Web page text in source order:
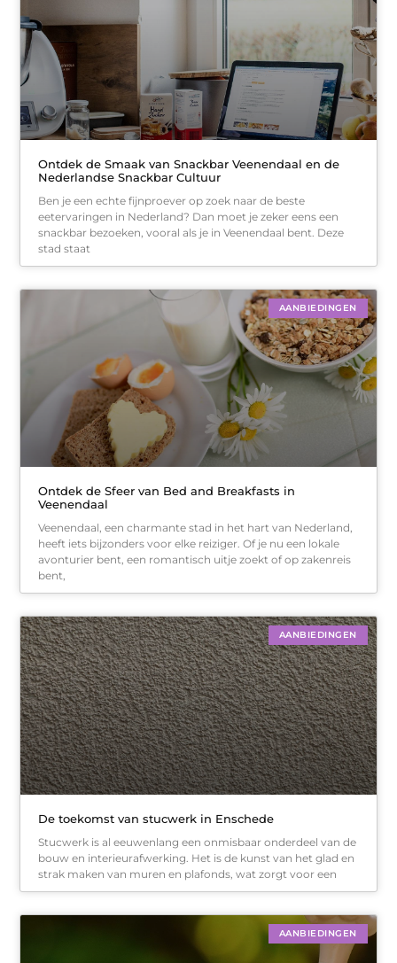
Ontdek de Smaak van Snackbar Veenendaal en de
Nederlandse Snackbar Cultuur
Ben je een echte fijnproever op zoek naar de beste
eetervaringen in Nederland? Dan moet je zeker eens een
snackbar bezoeken, vooral als je in Veenendaal bent. Deze
stad staat
AANBIEDINGEN
Ontdek de Sfeer van Bed and Breakfasts in
Veenendaal
Veenendaal, een charmante stad in het hart van Nederland,
heeft iets bijzonders voor elke reiziger. Of je nu een lokale
avonturier bent, een romantisch uitje zoekt of op zakenreis
bent,
AANBIEDINGEN
De toekomst van stucwerk in Enschede
Stucwerk is al eeuwenlang een onmisbaar onderdeel van de
bouw en interieurafwerking. Het is de kunst van het glad en
strak maken van muren en plafonds, wat zorgt voor een
AANBIEDINGEN